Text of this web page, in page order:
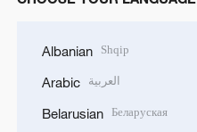
Albanian Shqip
Arabic العربية
Belarusian Беларуская